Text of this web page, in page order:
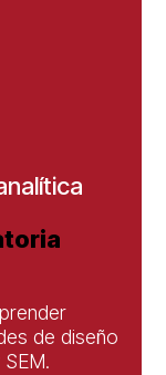
de diseño